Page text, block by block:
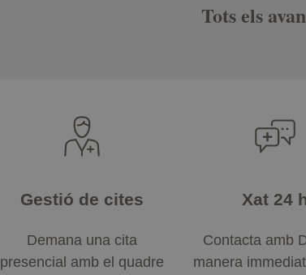
Tots els
Gestió de cites
Demana una cita
presencial amb el quadre
Xat 24
Contacta amb
manera